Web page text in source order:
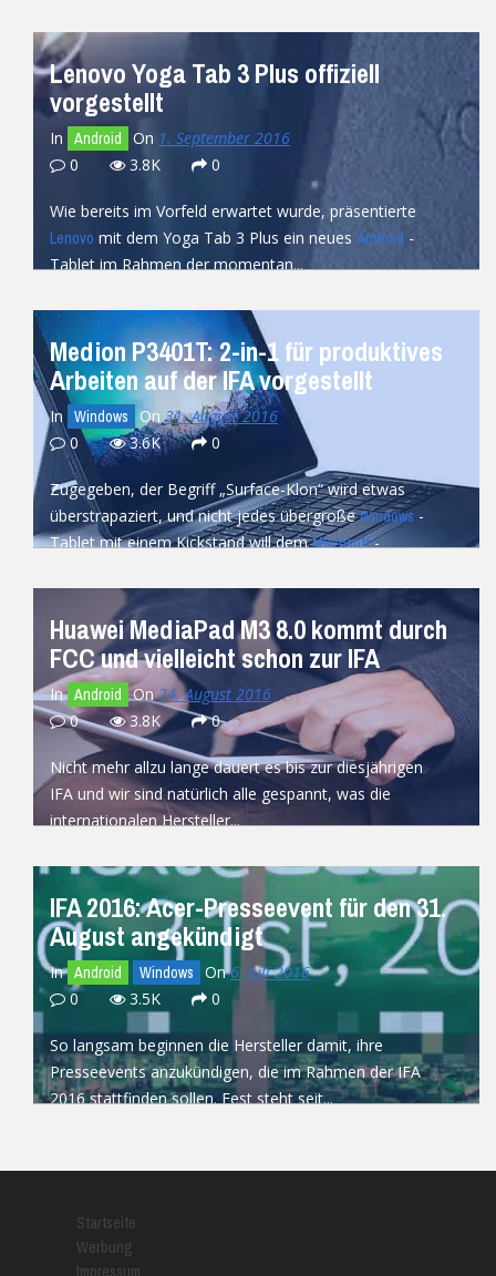
Lenovo Yoga Tab 3 Plus offiziell
vorgestellt
In Android On 1. September 2016
0
3.8K 0
Wie bereits im Vorfeld erwartet wurde, präsentierte
Lenovo mit dem Yoga Tab 3 Plus ein neues Android -
Tablet im Rahmen der momentan...
Medion P3401T: 2-in-1 für produktives
Arbeiten auf der IFA vorgestellt
In Windows On31. August 2016
0
3.6K 0
Zugegeben, der Begriff „Surface-Klon“ wird etwas
überstrapaziert, und nicht jedes übergroßeWindows -
Tablet mit einem Kickstand will demMicrosoft-
READ MORE
Huawei MediaPad M3 8.0 kommt durch
FCC und vielleicht schon zur IFA
In Android On24. August 2016
0
3.8K 0
Nicht mehr allzu lange dauert es bis zur diesjährigen
IFA und wir sind natürlich alle gespannt, was die
internationalen Hersteller...
IFA 2016: Acer-Presseevent für den 31.
August angekündigt
In Android Windows On6. Juli 2016
0
3.5K 0
So langsam beginnen die Hersteller damit, ihre
Presseevents anzukündigen, die im Rahmen der IFA
2016 stattfinden sollen. Fest steht seit...
Startseite
Werbung
Impressum